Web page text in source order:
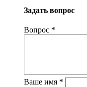
Задать вопрос
Вопрос *
Ваше имя *